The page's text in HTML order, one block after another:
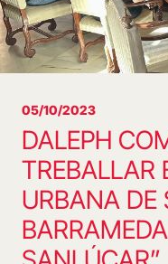
05/10/2023
DALEPH
TREBALLAR
URBANA DE